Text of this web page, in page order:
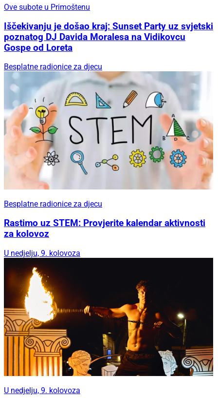
Ove subote u Primoštenu
Iščekivanju je došao kraj: Sunset Party uz svjetski
poznatog DJ Davida Moralesa na Vidikovcu
Gospe od Loreta
Besplatne radionice za djecu
Besplatne radionice za djecu
Rastimo uz STEM: Provjerite kalendar aktivnosti
za kolovoz
U nedjelju, 9. kolovoza
U nedjelju, 9. kolovoza